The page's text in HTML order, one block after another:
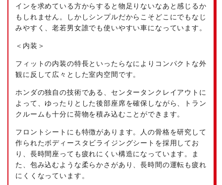
インを求めている方からすると物足りないなあと感じるか
もしれません。しかしシンプルだからこそどこにでもなじ
みやすく、老若男女誰でも使いやすい車になっています。
＜内装＞
フィットの内装の特長といったらなによりコンパクトな外
観に反して広々とした室内空間です。
ホンダの独自の技術である、センタータンクレイアウトに
よって、ゆったりとした後部座席を確保しながら、トラン
クルームも十分に荷物を積み込むことができます。
フロントシートにも特徴があります。人の骨格を研究して
作られたボディースタビライジングシートを採用してお
り、長時間座っても疲れにくい構造になっています。ま
た、包み込むような柔らかさがあり、長時間の運転も疲れ
にくくなっています。